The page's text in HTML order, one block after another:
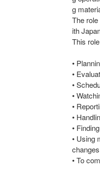
g
The
ith
This
•
•
•
•
•
•
•
• Using
changes
• To